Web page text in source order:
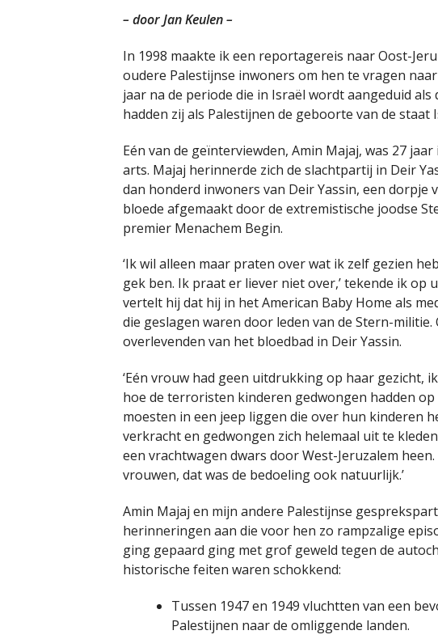
– door Jan Keulen –
In 1998 maakte ik een reportagereis naar Oost-
oudere Palestijnse inwoners om hen te vragen
jaar na de periode die in Israël wordt aangeduid
hadden zij als Palestijnen de geboorte van de staat
Eén van de geïnterviewden, Amin Majaj, was 27
arts. Majaj herinnerde zich de slachtpartij in Deir
dan honderd inwoners van Deir Yassin, een dorpje
bloede afgemaakt door de extremistische joodse
premier Menachem Begin.
‘Ik wil alleen maar praten over wat ik zelf gezien
gek ben. Ik praat er liever niet over,’ tekende ik op
vertelt hij dat hij in het American Baby Home als
die geslagen waren door leden van de Stern-
overlevenden van het bloedbad in Deir Yassin.
‘Eén vrouw had geen uitdrukking op haar gezicht,
hoe de terroristen kinderen gedwongen hadden
moesten in een jeep liggen die over hun kinderen
verkracht en gedwongen zich helemaal uit te
een vrachtwagen dwars door West-Jeruzalem
vrouwen, dat was de bedoeling ook natuurlijk.’
Amin Majaj en mijn andere Palestijnse
herinneringen aan die voor hen zo rampzalige
ging gepaard ging met grof geweld tegen de
historische feiten waren schokkend:
Tussen 1947 en 1949 vluchtten van een
Palestijnen naar de omliggende landen.